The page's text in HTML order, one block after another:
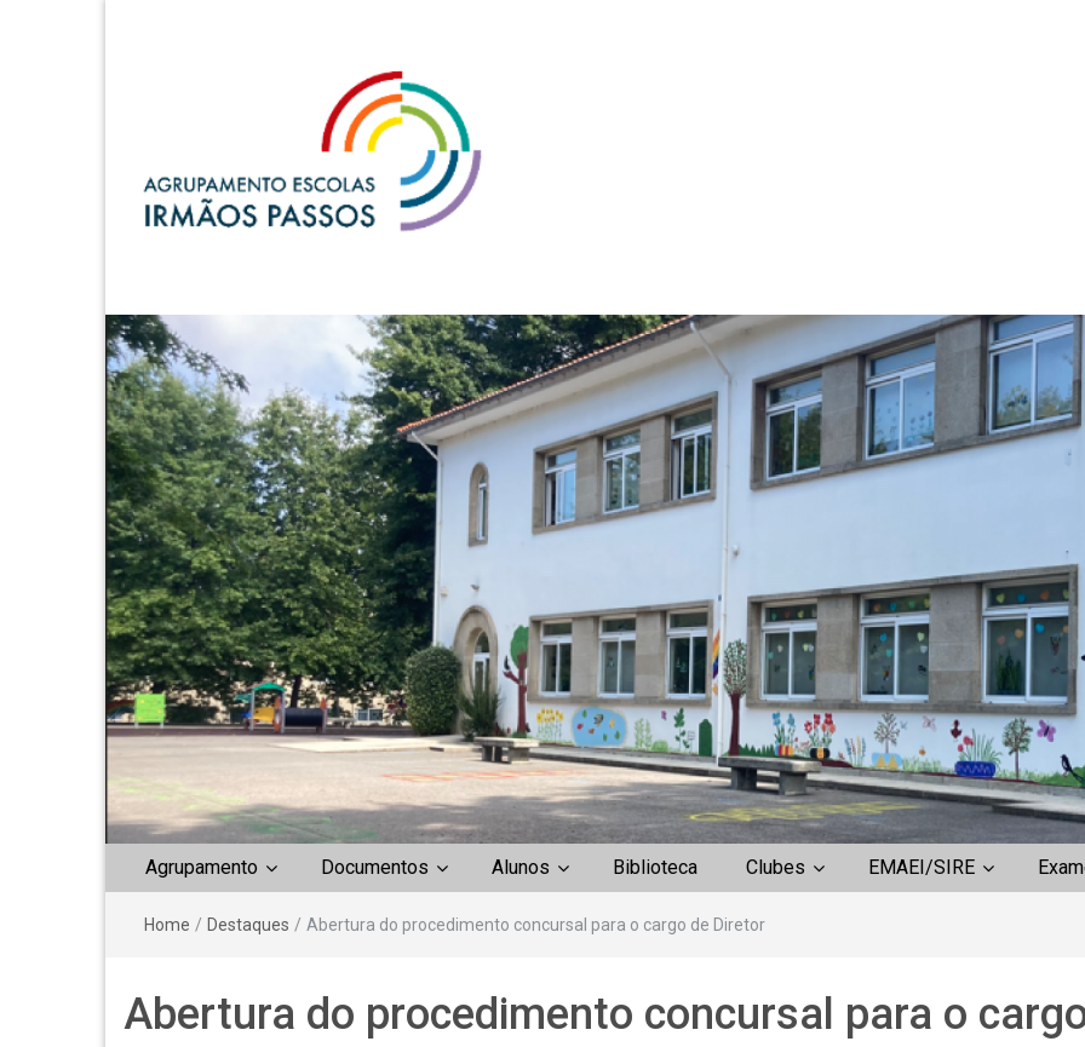
Agrupamento Documentos Alunos Biblioteca Clubes EMAEI/SIRE
Home / Destaques / Abertura do procedimento concursal para o cargo de Diretor
Abertura do procedimento concursal para o